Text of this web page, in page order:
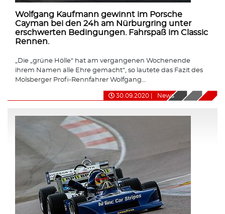
Wolfgang Kaufmann gewinnt im Porsche
Cayman bei den 24h am Nürburgring unter
erschwerten Bedingungen. Fahrspaß im Classic
Rennen.
„Die „grüne Hölle“ hat am vergangenen Wochenende
ihrem Namen alle Ehre gemacht“, so lautete das Fazit des
Molsberger Profi-Rennfahrer Wolfgang...
30.09.2020 News